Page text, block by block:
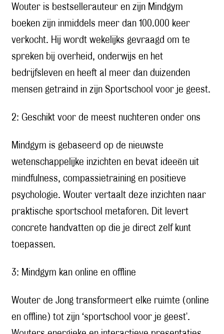
Wouter is bestsellerauteur en zijn Mindgym
boeken zijn inmiddels meer dan 100.000 keer
verkocht. Hij wordt wekelijks gevraagd om te
spreken bij overheid, onderwijs en het
bedrijfsleven en heeft al meer dan duizenden
mensen getraind in zijn Sportschool voor je geest.
2: Geschikt voor de meest nuchteren onder ons
Mindgym is gebaseerd op de nieuwste
wetenschappelijke inzichten en bevat ideeën uit
mindfulness, compassietraining en positieve
psychologie. Wouter vertaalt deze inzichten naar
praktische sportschool metaforen. Dit levert
concrete handvatten op die je direct zelf kunt
toepassen.
3: Mindgym kan online en offline
Wouter de Jong transformeert elke ruimte (online
en offline) tot zijn ‘sportschool voor je geest'.